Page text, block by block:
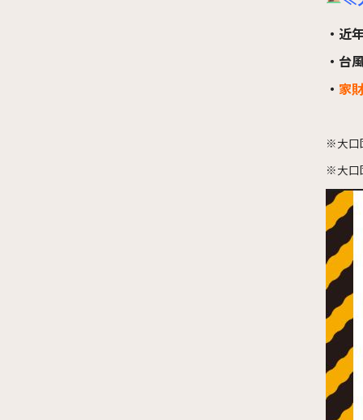
・近
・台
・ 家
※大口
※大口